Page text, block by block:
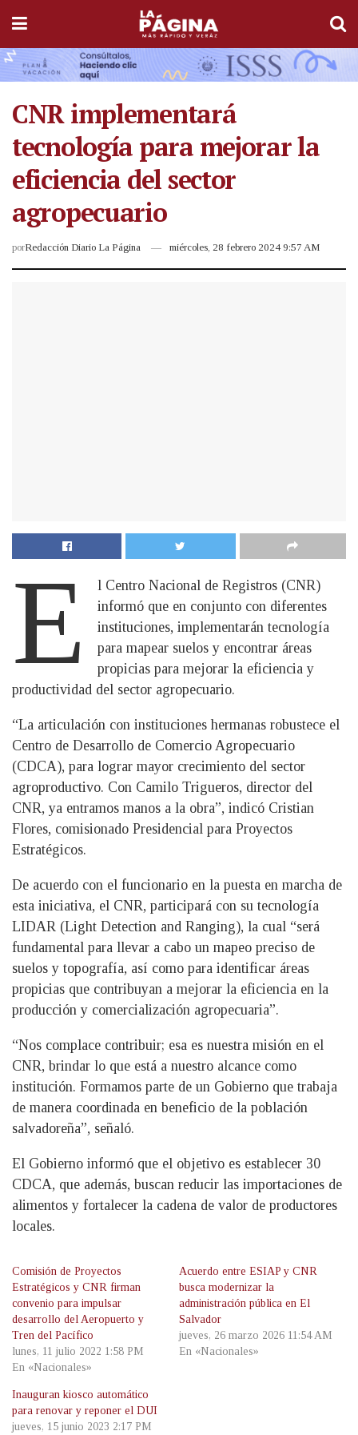
CNR implementará
tecnología para mejorar la
eficiencia del sector
agropecuario
porRedacción Diario La Página miércoles, 28 febrero 2024 9:57 AM
E
l Centro Nacional de Registros (CNR)
informó que en conjunto con diferentes
instituciones, implementarán tecnología
para mapear suelos y encontrar áreas
propicias para mejorar la eficiencia y
productividad del sector agropecuario.
“La articulación con instituciones hermanas robustece el
Centro de Desarrollo de Comercio Agropecuario
(CDCA), para lograr mayor crecimiento del sector
agroproductivo. Con Camilo Trigueros, director del
CNR, ya entramos manos a la obra”, indicó Cristian
Flores, comisionado Presidencial para Proyectos
Estratégicos.
De acuerdo con el funcionario en la puesta en marcha de
esta iniciativa, el CNR, participará con su tecnología
LIDAR (Light Detection and Ranging), la cual “será
fundamental para llevar a cabo un mapeo preciso de
suelos y topografía, así como para identificar áreas
propicias que contribuyan a mejorar la eficiencia en la
producción y comercialización agropecuaria”.
“Nos complace contribuir; esa es nuestra misión en el
CNR, brindar lo que está a nuestro alcance como
institución. Formamos parte de un Gobierno que trabaja
de manera coordinada en beneficio de la población
salvadoreña”, señaló.
El Gobierno informó que el objetivo es establecer 30
CDCA, que además, buscan reducir las importaciones de
alimentos y fortalecer la cadena de valor de productores
locales.
Comisión de Proyectos
Estratégicos y CNR firman
convenio para impulsar
desarrollo del Aeropuerto y
Tren del Pacífico
lunes, 11 julio 2022 1:58 PM
En «Nacionales»
Acuerdo entre ESIAP y CNR
busca modernizar la
administración pública en El
Salvador
jueves, 26 marzo 2026 11:54 AM
En «Nacionales»
Inauguran kiosco automático
para renovar y reponer el DUI
jueves, 15 junio 2023 2:17 PM